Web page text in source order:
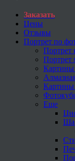
Заказать
Цены
Отзывы
Портрет по
Портрет
Портрет
Картины
Еще